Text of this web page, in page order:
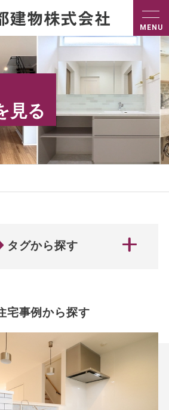
見る
タグから探す
宅事例から探す